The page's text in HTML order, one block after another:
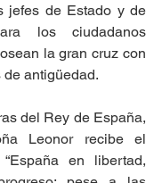
jefes de Estado y de
los ciudadanos
la gran cruz con
de antigüedad.
del Rey de España,
Leonor recibe el
en libertad,